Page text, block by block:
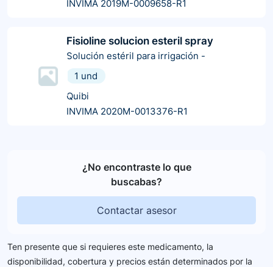
INVIMA 2019M-0009658-R1
Fisioline solucion esteril spray
Solución estéril para irrigación -
1 und
Quibi
INVIMA 2020M-0013376-R1
¿No encontraste lo que
buscabas?
Contactar asesor
Ten presente que si requieres este medicamento, la
disponibilidad, cobertura y precios están determinados por la